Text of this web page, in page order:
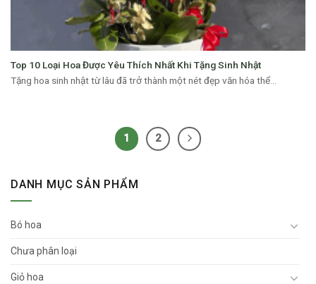
Top 10 Loại Hoa Được Yêu Thích Nhất Khi Tặng Sinh Nhật
Tặng hoa sinh nhật từ lâu đã trở thành một nét đẹp văn hóa thể...
1 2
DANH MỤC SẢN PHẨM
Bó hoa
Chưa phân loại
Giỏ hoa